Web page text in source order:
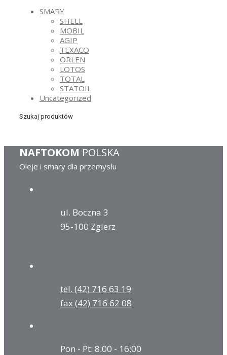
SMARY
SHELL
MOBIL
AGIP
TEXACO
ORLEN
LOTOS
TOTAL
STATOIL
Uncategorized
Szukaj produktów
NAFTOKOM POLSKA
Oleje i smary dla przemysłu
ul. Boczna 3
95-100 Zgierz
tel. (42) 716 63 19
fax (42) 716 62 08
Pon - Pt: 8:00 - 16:00